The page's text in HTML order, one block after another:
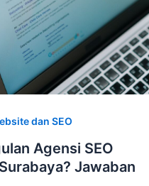
dan SEO
Agensi SEO
Jawaban